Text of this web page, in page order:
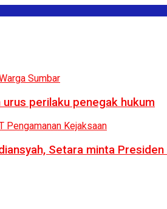
perilaku penegak hukum
Setara minta Presiden